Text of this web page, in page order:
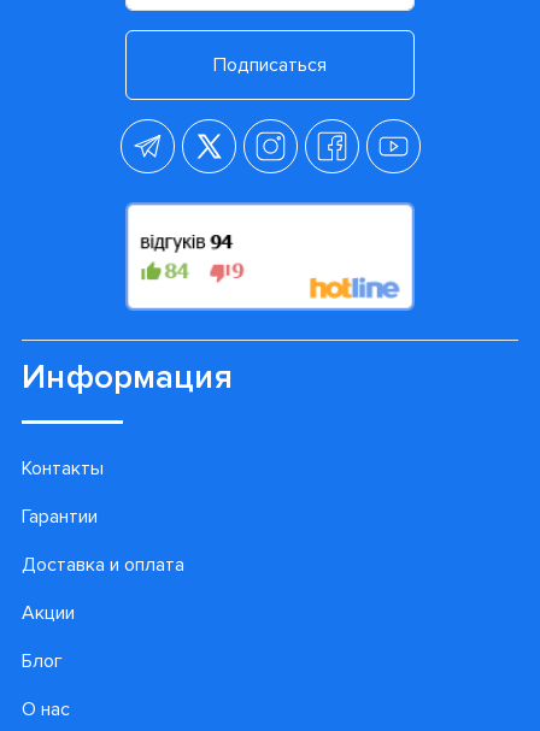
Подписаться
Информация
Контакты
Гарантии
Доставка и оплата
Акции
Блог
О нас